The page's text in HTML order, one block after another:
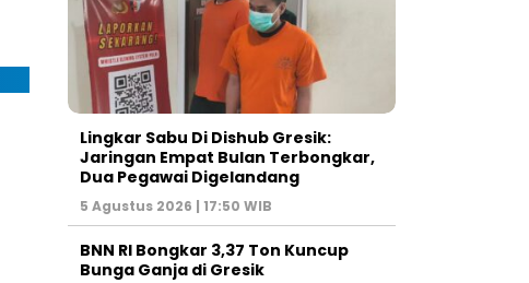
Lingkar Sabu Di Dishub Gresik:
Jaringan Empat Bulan Terbongkar,
Dua Pegawai Digelandang
5 Agustus 2026 | 17:50 WIB
BNN RI Bongkar 3,37 Ton Kuncup
Bunga Ganja di Gresik